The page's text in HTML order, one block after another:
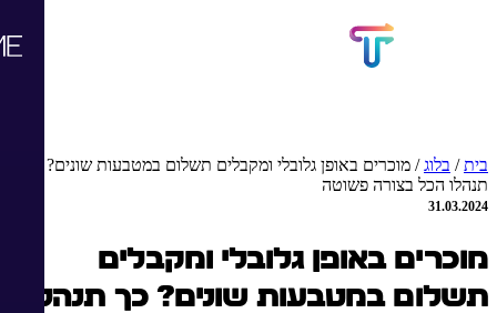
בית/ בלוג/ מוכרים באופן גלובלי ומקבלים תשלום במטבעות שונים? כך
תנהלו הכל בצורה פשוטה
31.03.2024
מוכרים באופן גלובלי ומקבלים
תשלום במטבעות שונים? כך תנהלו